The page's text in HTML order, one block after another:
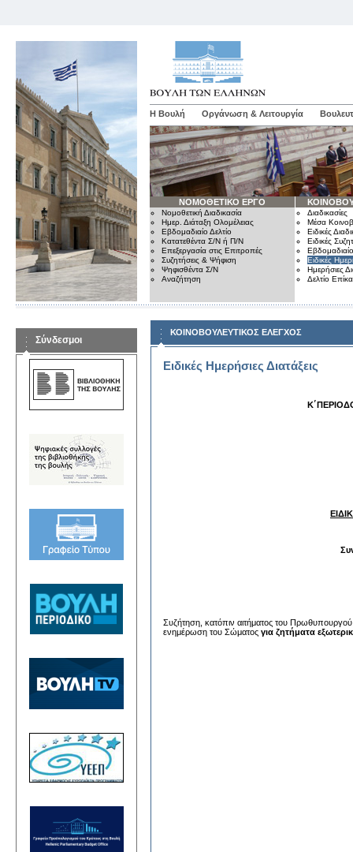
Η Βουλή Οργάνωση & Λειτουργία
ΝΟΜΟΘΕΤΙΚΟ ΕΡΓΟ
Νομοθετική Διαδικασία
Ημερ. Διάταξη Ολομέλειας
Εβδομαδιαίο Δελτίο
Κατατεθέντα Σ/Ν ή Π/Ν
Επεξεργασία στις Επιτροπές
Συζητήσεις & Ψήφιση
Ψηφισθέντα Σ/Ν
Αναζήτηση
Διαδικασίες
Μέσα
Ειδικές
Ειδικές
Εβδομαδιαίο
Ειδικές
Ημερήσιες
Δελτίο
Σύνδεσμοι
ΚΟΙΝΟΒΟΥΛΕΥΤΙΚΟΣ ΕΛΕΓΧΟΣ
Ειδικές Ημερήσιες Διατάξεις
Συζήτηση, κατόπιν αιτήματος του
ενημέρωση του Σώματος για ζητήματα